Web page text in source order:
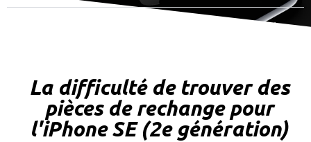
La difficulté de trouver des
pièces de rechange pour
l'iPhone SE (2e génération)